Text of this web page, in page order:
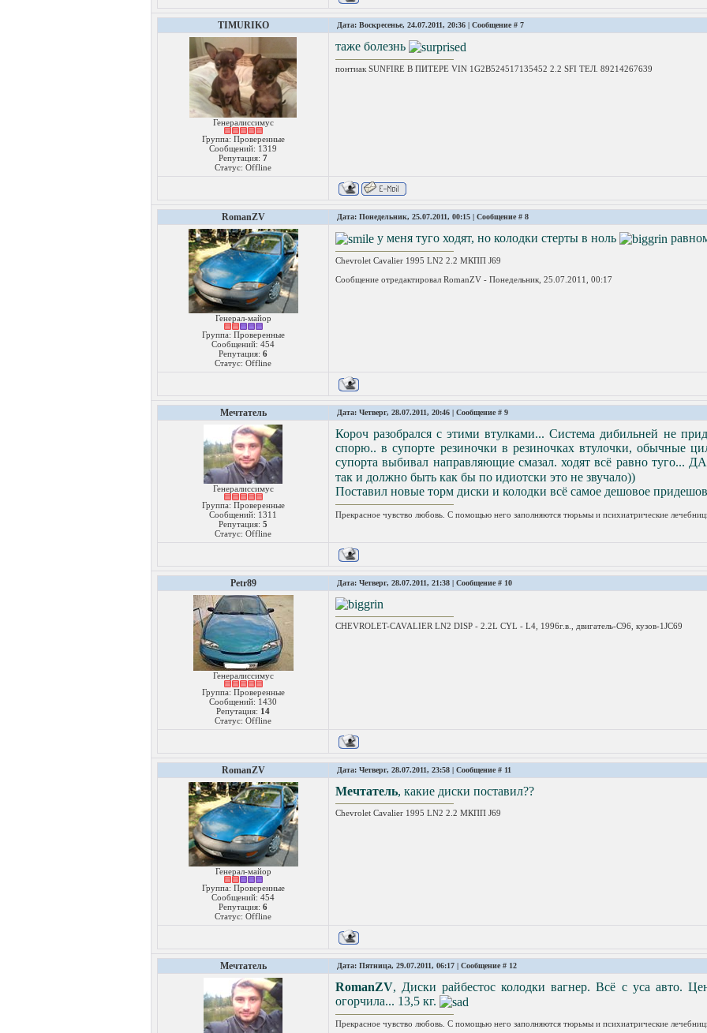
TIMURIKO Дата: Воскресенье, 24.07.2011, 20:36 | Сообщение # 7
Генералиссимус
Группа: Проверенные
Сообщений: 1319
Репутация: 7
Статус: Offline
таже болезнь
понтиак SUNFIRE В ПИТЕРЕ VIN 1G2B524517135452 2.2 SFI ТЕЛ. 89214267639
RomanZV Дата: Понедельник, 25.07.2011, 00:15 | Сообщение # 8
Генерал-майор
Группа: Проверенные
Сообщений: 454
Репутация: 6
Статус: Offline
у меня туго ходят, но колодки стерты в ноль
Chevrolet Cavalier 1995 LN2 2.2 МКПП J69
Сообщение отредактировал RomanZV - Понедельник, 25.07.2011, 00:17
Мечтатель Дата: Четверг, 28.07.2011, 20:46 | Сообщение # 9
Генералиссимус
Группа: Проверенные
Сообщений: 1311
Репутация: 5
Статус: Offline
Короч разобрался с этими втулками... Система дибильней не
спорю.. в супорте резиночки в резиночках втулочки, обычные
супорта выбивал направляющие смазал. ходят всё равно
так и должно быть как бы по идиотски это не звучало))
Поставил новые торм диски и колодки всё самое дешовое
Прекрасное чувство любовь. С помощью него заполняются тюрьмы и психиатрические
Petr89 Дата: Четверг, 28.07.2011, 21:38 | Сообщение # 10
Генералиссимус
Группа: Проверенные
Сообщений: 1430
Репутация: 14
Статус: Offline
CHEVROLET-CAVALIER LN2 DISP - 2.2L CYL - L4, 1996г.в., двигатель-C96, кузов-1JC69
RomanZV Дата: Четверг, 28.07.2011, 23:58 | Сообщение # 11
Генерал-майор
Группа: Проверенные
Сообщений: 454
Репутация: 6
Статус: Offline
Мечтатель, какие диски поставил??
Chevrolet Cavalier 1995 LN2 2.2 МКПП J69
Мечтатель Дата: Пятница, 29.07.2011, 06:17 | Сообщение # 12
RomanZV, Диски райбестос колодки вагнер. Всё с уса авто.
огорчила... 13,5 кг.
Прекрасное чувство любовь. С помощью него заполняются тюрьмы и психиатрические